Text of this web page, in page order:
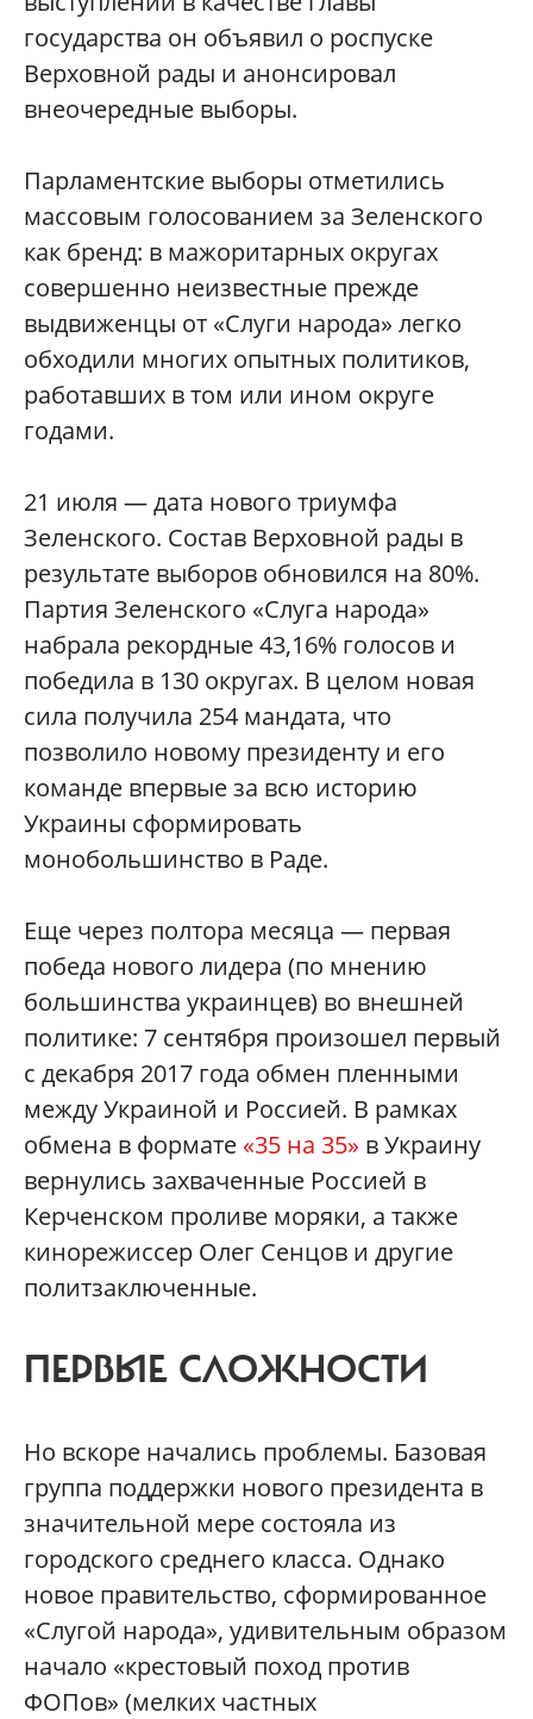
государства он объявил о роспуске
Верховной рады и анонсировал
внеочередные выборы.
Парламентские выборы отметились
массовым голосованием за Зеленского
как бренд: в мажоритарных округах
совершенно неизвестные прежде
выдвиженцы от «Слуги народа» легко
обходили многих опытных политиков,
работавших в том или ином округе
годами.
21 июля — дата нового триумфа
Зеленского. Состав Верховной рады в
результате выборов обновился на 80%.
Партия Зеленского «Слуга народа»
набрала рекордные 43,16% голосов и
победила в 130 округах. В целом новая
сила получила 254 мандата, что
позволило новому президенту и его
команде впервые за всю историю
Украины сформировать
монобольшинство в Раде.
Еще через полтора месяца — первая
победа нового лидера (по мнению
большинства украинцев) во внешней
политике: 7 сентября произошел первый
с декабря 2017 года обмен пленными
между Украиной и Россией. В рамках
обмена в формате «35 на 35» в Украину
вернулись захваченные Россией в
Керченском проливе моряки, а также
кинорежиссер Олег Сенцов и другие
политзаключенные.
ПЕРВЫЕ СЛОЖНОСТИ
Но вскоре начались проблемы. Базовая
группа поддержки нового президента в
значительной мере состояла из
городского среднего класса. Однако
новое правительство, сформированное
«Слугой народа», удивительным образом
начало «крестовый поход против
ФОПов» (мелких частных